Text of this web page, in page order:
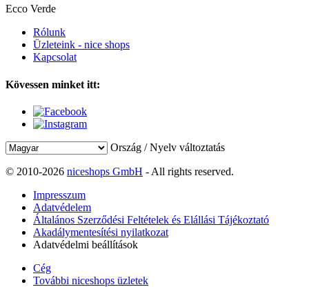
Ecco Verde
Rólunk
Üzleteink - nice shops
Kapcsolat
Kövessen minket itt:
Ország / Nyelv változtatás
© 2010-2026 niceshops GmbH - All rights reserved.
Impresszum
Adatvédelem
Általános Szerződési Feltételek és Elállási Tájékoztató
Akadálymentesítési nyilatkozat
Adatvédelmi beállítások
Cég
További niceshops üzletek